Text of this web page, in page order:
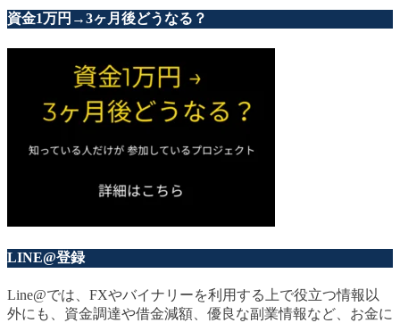
資金1万円→3ヶ月後どうなる？
LINE@登録
Line@では、FXやバイナリーを利用する上で役立つ情報以
外にも、資金調達や借金減額、優良な副業情報など、お金に